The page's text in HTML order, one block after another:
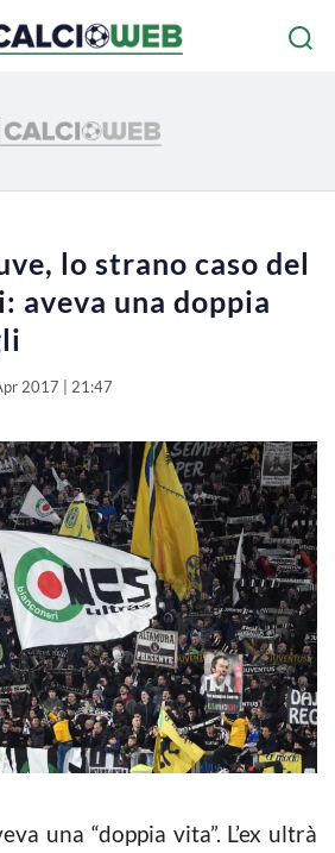
lo strano caso del
aveva una doppia
2017 | 21:47
una “doppia vita”. L’ex ultrà